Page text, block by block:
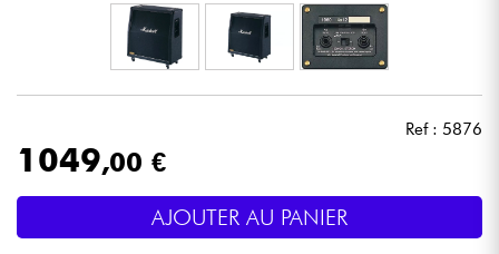
Micros & HF
Eclairage
Ref : 5876
1049,00 €
AJOUTER AU PANIER